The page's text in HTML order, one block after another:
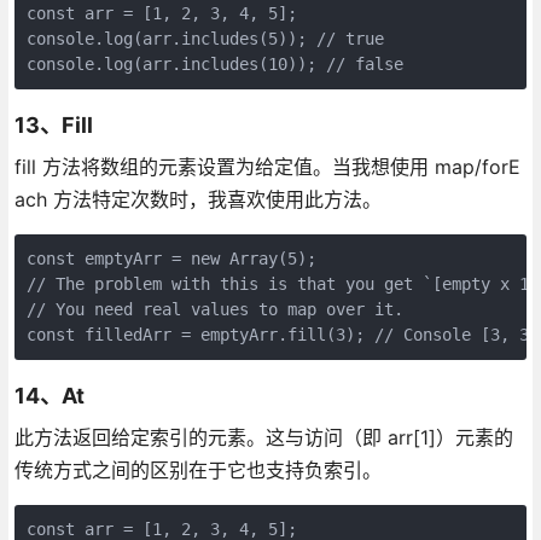
const arr = [1, 2, 3, 4, 5];
console.log(arr.includes(5)); // true
console.log(arr.includes(10)); // false
13、Fill
fill 方法将数组的元素设置为给定值。当我想使用 map/forE
ach 方法特定次数时，我喜欢使用此方法。
const emptyArr = new Array(5);
// The problem with this is that you get `[empty x
// You need real values to map over it.
14、At
此方法返回给定索引的元素。这与访问（即 arr[1]）元素的
传统方式之间的区别在于它也支持负索引。
const arr = [1, 2, 3, 4, 5];